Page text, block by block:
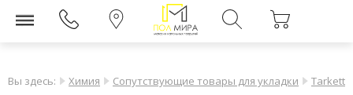
Вы здесь: Химия Сопутствующие товары для укладки Tarkett